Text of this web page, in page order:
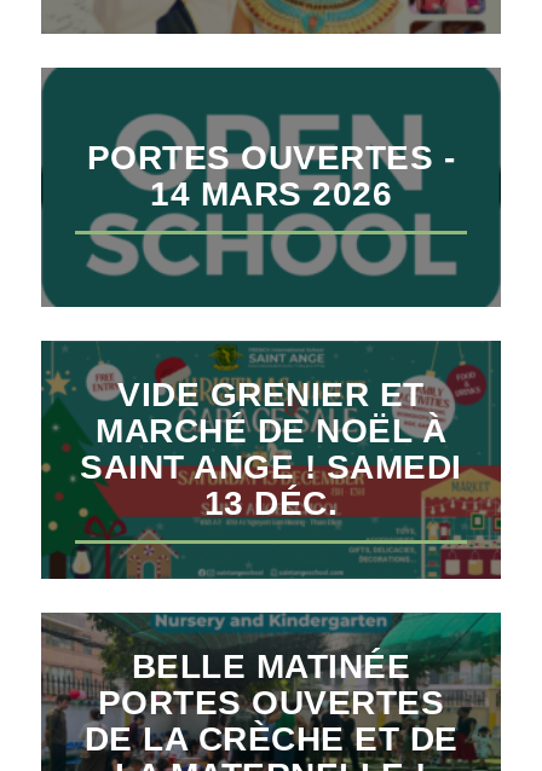
PORTES OUVERTES -
14 MARS 2026
VIDE GRENIER ET
MARCHÉ DE NOËL À
SAINT ANGE ! SAMEDI
13 DÉC.
BELLE MATINÉE
PORTES OUVERTES
DE LA CRÈCHE ET DE